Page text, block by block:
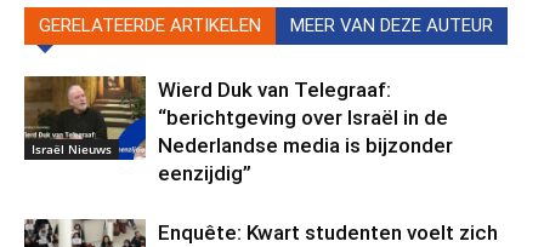
GERELATEERDE ARTIKELEN MEER VAN DEZE AUTEUR
Israël Nieuws
Wierd Duk van Telegraaf:
“berichtgeving over Israël in de
Nederlandse media is bijzonder
eenzijdig”
Enquête: Kwart studenten voelt zich